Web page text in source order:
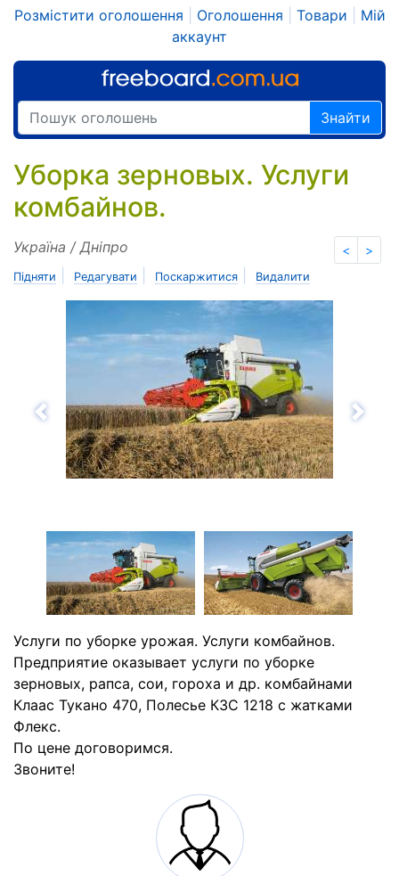
Розмістити оголошення Оголошення Товари
Мій
аккаунт
Знайти
Уборка зерновых. Услуги
комбайнов.
< >
Україна / Дніпро
Підняти Редагувати Поскаржитися Видалити
Назад
Услуги по уборке урожая. Услуги комбайнов.
Предприятие оказывает услуги по уборке
зерновых, рапса, сои, гороха и др. комбайнами
Клаас Тукано 470, Полесье КЗС 1218 с жатками
Флекс.
По цене договоримся.
Звоните!